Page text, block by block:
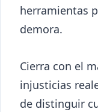
herramientas
demora.
Cierra con el
injusticias
de distinguir